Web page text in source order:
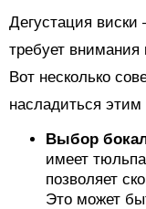
Дегустация виски
требует внимания
Вот несколько
насладиться
Выбор
имеет
позволяет
Это может